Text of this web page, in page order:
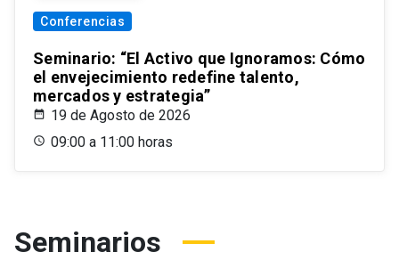
Conferencias
Seminario: “El Activo que Ignoramos: Cómo
el envejecimiento redefine talento,
mercados y estrategia”
19 de Agosto de 2026
09:00 a 11:00 horas
Seminarios